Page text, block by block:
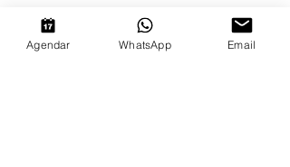
Agendar WhatsApp Email